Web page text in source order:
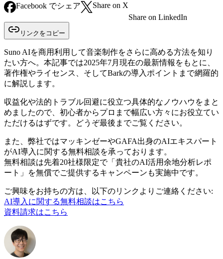
Facebook でシェア
Share on X
Share on LinkedIn
リンクをコピー
Suno AIを商用利用して音楽制作をさらに高める方法を知り
たい方へ。本記事では2025年7月現在の最新情報をもとに、
著作権やライセンス、そしてBarkの導入ポイントまで網羅的
に解説します。
収益化や法的トラブル回避に役立つ具体的なノウハウをまと
めましたので、初心者からプロまで幅広い方々にお役立てい
ただけるはずです。どうぞ最後までご覧ください。
また、弊社ではマッキンゼーやGAFA出身のAIエキスパート
がAI導入に関する無料相談を承っております。
無料相談は先着20社様限定で「貴社のAI活用余地分析レポ
ート」を無償でご提供するキャンペーンも実施中です。
ご興味をお持ちの方は、以下のリンクよりご連絡ください:
AI導入に関する無料相談はこちら
資料請求はこちら